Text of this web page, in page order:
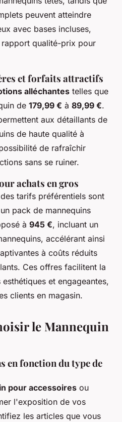
peuvent atteindre
avec bases incluses,
qualité-prix pour
et forfaits attractifs
alléchantes telles que
de 179,99 € à 89,99 €.
aux détaillants de
de haute qualité à
de rafraîchir
sans se ruiner.
achats en gros
tarifs préférentiels sont
pack de mannequins
à 945 €, incluant un
accélérant ainsi
à coûts réduits
Ces offres facilitent la
et engageantes,
clients en magasin.
le Mannequin
en fonction du type de
pour accessoires ou
l'exposition de vos
les articles que vous